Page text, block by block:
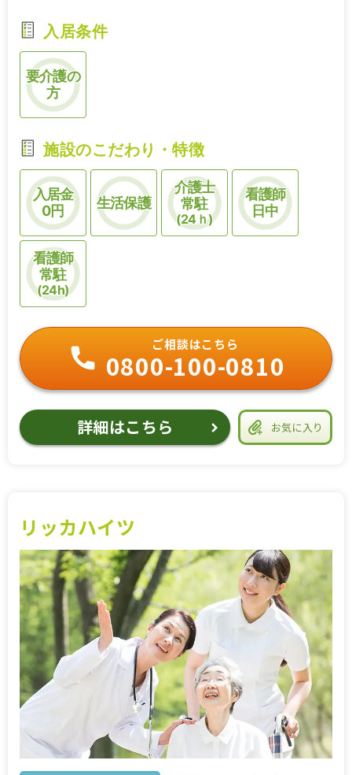
入居条件
要介護の
方
施設のこだわり・特徴
入居金
0円
生活保護
介護士
常駐
(24ｈ)
看護師
日中
看護師
常駐
(24h)
お気に入り
ご相談はこちら
0800-100-0810
詳細はこちら
リッカハイツ